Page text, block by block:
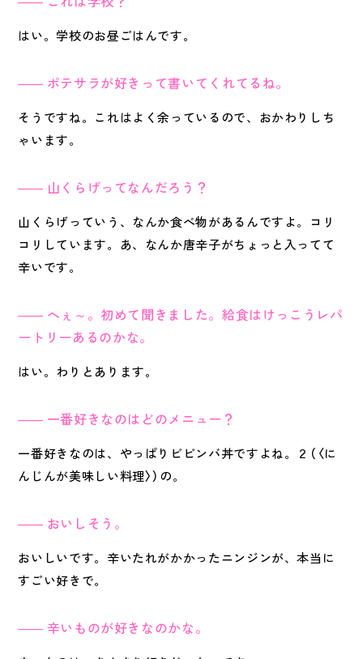
はい。学校のお昼ごはんです。
ポテサラが好きって書いてくれてるね。
そうですね。これはよく余っているので、おかわりしち
ゃいます。
山くらげってなんだろう？
山くらげっていう、なんか食べ物があるんですよ。コリ
コリしています。あ、なんか唐辛子がちょっと入ってて
辛いです。
へぇ～。初めて聞きました。給食はけっこうレパ
ートリーあるのかな。
はい。わりとあります。
一番好きなのはどのメニュー？
一番好きなのは、やっぱりビビンバ丼ですよね。２（〈に
んじんが美味しい料理〉）の。
おいしそう。
おいしいです。辛いたれがかかったニンジンが、本当に
すごい好きで。
辛いものが好きなのかな。